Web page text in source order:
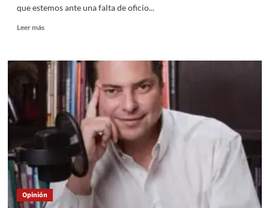
que estemos ante una falta de oficio...
Leer másRead
El
derecho
de
las
audiencias
Opinión